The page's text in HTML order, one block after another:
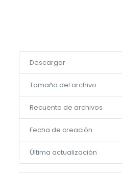
Descargar
Tamaño del archivo
Recuento de archivos
Fecha de creación
Última actualización